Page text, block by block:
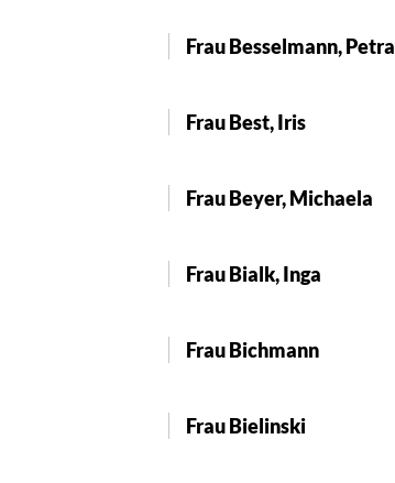
Frau Besselmann, Petra
Frau Best, Iris
Frau Beyer, Michaela
Frau Bialk, Inga
Frau Bichmann
Frau Bielinski